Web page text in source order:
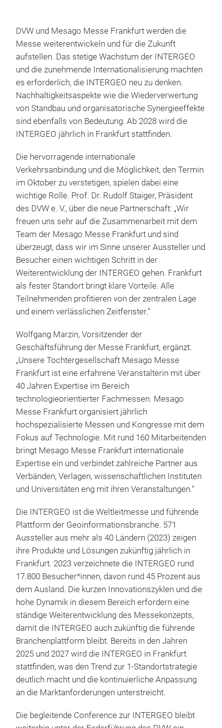
DVW und Mesago Messe Frankfurt werden die
Messe weiterentwickeln und für die Zukunft
aufstellen. Das stetige Wachstum der INTERGEO
und die zunehmende Internationalisierung machten
es erforderlich, die INTERGEO neu zu denken.
Nachhaltigkeitsaspekte wie die Wiederverwertung
von Standbau und organisatorische Synergieeffekte
sind ebenfalls von Bedeutung. Ab 2028 wird die
INTERGEO jährlich in Frankfurt stattfinden.
Die hervorragende internationale
Verkehrsanbindung und die Möglichkeit, den Termin
im Oktober zu verstetigen, spielen dabei eine
wichtige Rolle. Prof. Dr. Rudolf Staiger, Präsident
des DVW e. V., über die neue Partnerschaft: „Wir
freuen uns sehr auf die Zusammenarbeit mit dem
Team der Mesago Messe Frankfurt und sind
überzeugt, dass wir im Sinne unserer Aussteller und
Besucher einen wichtigen Schritt in der
Weiterentwicklung der INTERGEO gehen. Frankfurt
als fester Standort bringt klare Vorteile. Alle
Teilnehmenden profitieren von der zentralen Lage
und einem verlässlichen Zeitfenster.“
Wolfgang Marzin, Vorsitzender der
Geschäftsführung der Messe Frankfurt, ergänzt:
„Unsere Tochtergesellschaft Mesago Messe
Frankfurt ist eine erfahrene Veranstalterin mit über
40 Jahren Expertise im Bereich
technologieorientierter Fachmessen. Mesago
Messe Frankfurt organisiert jährlich
hochspezialisierte Messen und Kongresse mit dem
Fokus auf Technologie. Mit rund 160 Mitarbeitenden
bringt Mesago Messe Frankfurt internationale
Expertise ein und verbindet zahlreiche Partner aus
Verbänden, Verlagen, wissenschaftlichen Instituten
und Universitäten eng mit ihren Veranstaltungen.“
Die INTERGEO ist die Weltleitmesse und führende
Plattform der Geoinformationsbranche. 571
Aussteller aus mehr als 40 Ländern (2023) zeigen
ihre Produkte und Lösungen zukünftig jährlich in
Frankfurt. 2023 verzeichnete die INTERGEO rund
17.800 Besucher*innen, davon rund 45 Prozent aus
dem Ausland. Die kurzen Innovationszyklen und die
hohe Dynamik in diesem Bereich erfordern eine
ständige Weiterentwicklung des Messekonzepts,
damit die INTERGEO auch zukünftig die führende
Branchenplattform bleibt. Bereits in den Jahren
2025 und 2027 wird die INTERGEO in Frankfurt
stattfinden, was den Trend zur 1-Standortstrategie
deutlich macht und die kontinuierliche Anpassung
an die Marktanforderungen unterstreicht.
Die begleitende Conference zur INTERGEO bleibt